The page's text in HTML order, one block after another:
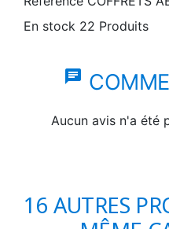
En stock 22 Produits
chat
Aucun avis n'a été
16 AUTRES